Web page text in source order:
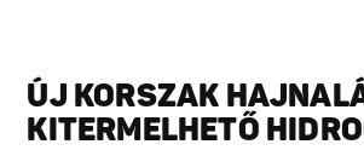
ÚJ KORSZAK
KITERMELHETŐ